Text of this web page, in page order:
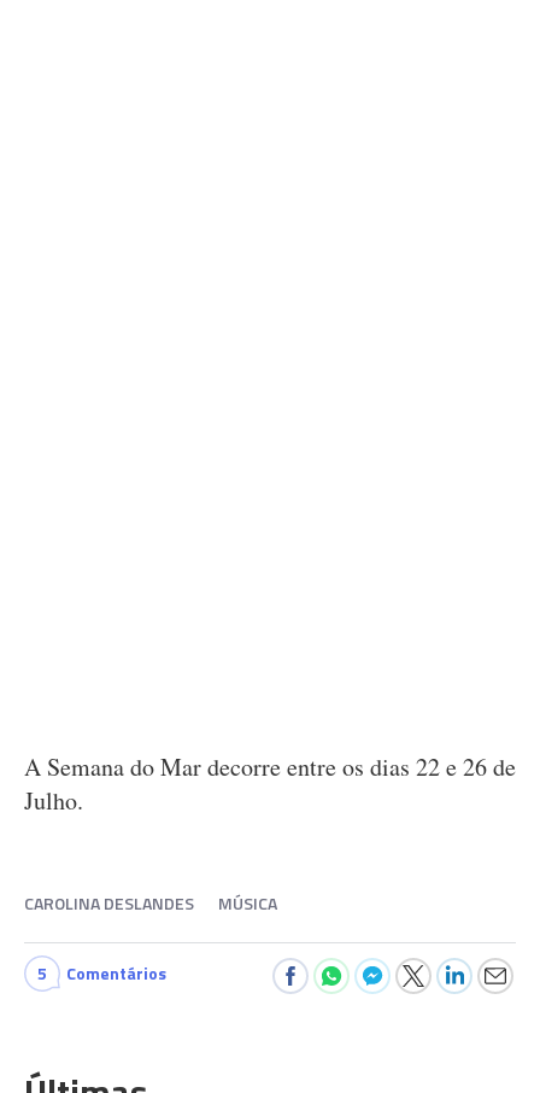
A Semana do Mar decorre entre os dias 22 e 26 de
Julho.
CAROLINA DESLANDES MÚSICA
5 Comentários